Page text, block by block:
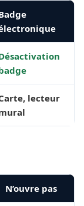
lecteur
N’ouvre pas